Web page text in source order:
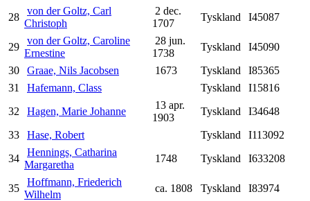
28
von der Goltz, Carl
Christoph
2 dec.
1707
Tyskland I45087
29
von der Goltz, Caroline
Ernestine
28 jun.
1738
Tyskland
I45090
30
Graae, Nils Jacobsen 1673 Tyskland
I85365
31
Hafemann, Class Tyskland
I15816
32
Hagen, Marie Johanne
13 apr.
1903
Tyskland
I34648
33
Hase, Robert Tyskland
I113092
34
Hennings, Catharina
Margaretha
1748 Tyskland I633208
35
Hoffmann, Friederich
Wilhelm
ca. 1808 Tyskland
I83974